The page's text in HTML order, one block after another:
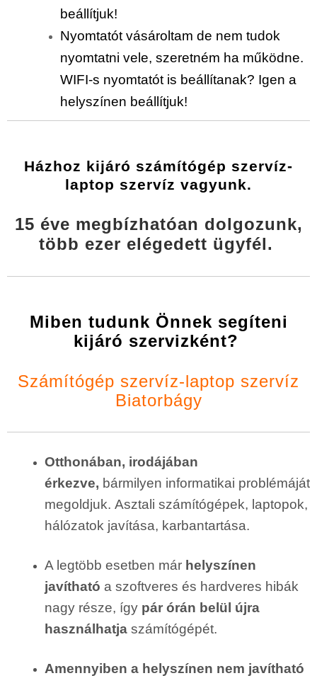
beállítjuk!
Nyomtatót vásároltam de nem tudok
nyomtatni vele, szeretném ha működne.
WIFI-s nyomtatót is beállítanak? Igen a
helyszínen beállítjuk!
Házhoz kijáró számítógép szervíz-
laptop szervíz vagyunk.
15 éve megbízhatóan dolgozunk,
több ezer elégedett ügyfél.
Miben tudunk Önnek segíteni
kijáró szervizként?
Számítógép szervíz-laptop szervíz
Biatorbágy
Otthonában, irodájában
érkezve, bármilyen informatikai problémáját
megoldjuk. Asztali számítógépek, laptopok,
hálózatok javítása, karbantartása.
A legtöbb esetben már helyszínen
javítható a szoftveres és hardveres hibák
nagy része, ígypár órán belül újra
használhatjaszámítógépét.
Amennyiben a helyszínen nem javítható